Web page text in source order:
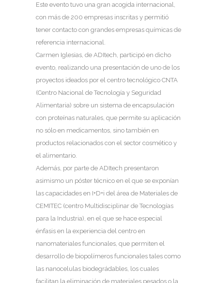
Este evento tuvo una gran acogida internacional,
con más de 200 empresas inscritas y permitió
tener contacto con grandes empresas químicas de
referencia internacional.
Carmen Iglesias, de ADItech, participó en dicho
evento, realizando una presentación de uno de los
proyectos ideados por el centro tecnológico CNTA
(Centro Nacional de Tecnología y Seguridad
Alimentaria) sobre un sistema de encapsulación
con proteínas naturales, que permite su aplicación
no sólo en medicamentos, sino también en
productos relacionados con el sector cosmético y
el alimentario.
Además, por parte de ADItech presentaron
asimismo un póster técnico en el que se exponían
las capacidades en I+D+i del área de Materiales de
CEMITEC (centro Multidisciplinar de Tecnologías
para la Industria), en el que se hace especial
énfasis en la experiencia del centro en
nanomateriales funcionales, que permiten el
desarrollo de biopolímeros funcionales tales como
las nanocelulas biodegrádables, los cuales
facilitan la eliminación de materiales pesados o la